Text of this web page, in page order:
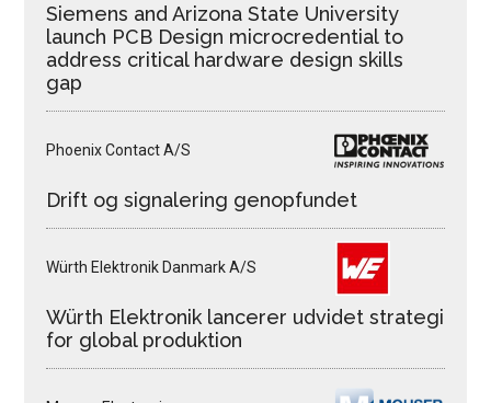
Siemens and Arizona State University
launch PCB Design microcredential to
address critical hardware design skills
gap
Phoenix Contact A/S
Drift og signalering genopfundet
Würth Elektronik Danmark A/S
Würth Elektronik lancerer udvidet strategi
for global produktion